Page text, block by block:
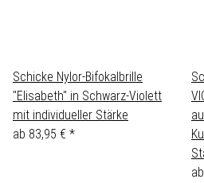
Schicke Nylor-Bifokalbrille
"Elisabeth" in Schwarz-Violett
mit individueller Stärke
ab 83,95 € *
ab